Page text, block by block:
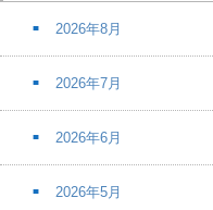
2026年8月
2026年7月
2026年6月
2026年5月